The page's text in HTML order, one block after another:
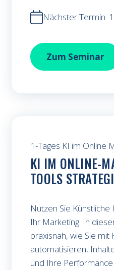
Nächster Termin:
Zum Prompt
Seminar
1-Tages KI im Online
KI IM ONLINE-
TOOLS
Nutzen Sie
Ihr Marketing. In
praxisnah, wie Sie mit
automatisieren,
und Ihre